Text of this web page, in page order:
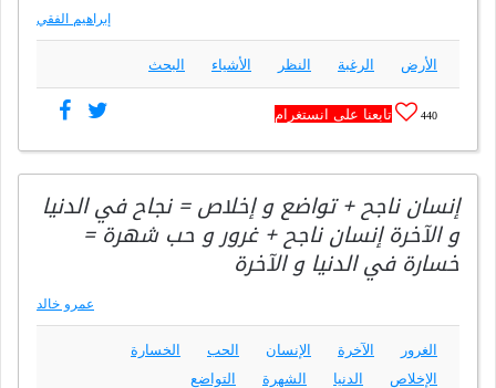
إبراهيم الفقي
الأرض الرغبة النظر الأشياء البحث
440 تابعنا على انستغرام
إنسان ناجح + تواضع و إخلاص = نجاح في الدنيا
و الآخرة إنسان ناجح + غرور و حب شهرة =
خسارة في الدنيا و الآخرة
عمرو خالد
الغرور الآخرة الإنسان الحب
الخسارة
الإخلاص
الدنيا الشهرة التواضع